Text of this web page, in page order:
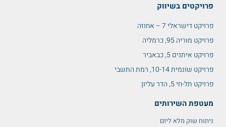
פרויקטים בשיווק
פרויקט דישראלי 7 – אחוזה
פרויקט מוריה 95, כרמליה
פרויקט איתנים 5, כבאביר
פרויקט שונמית 10-14, רמת התשבי
פרויקט תל-חי 5, הדר עליון
מעטפת השירותים
ניתוח שוק מלא ליזם